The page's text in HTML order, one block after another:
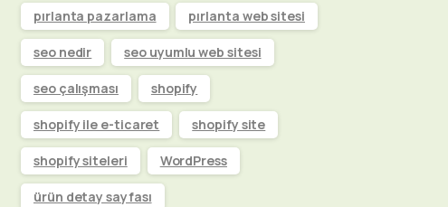
pırlanta pazarlama pırlanta web sitesi
seo nedir seo uyumlu web sitesi
seo çalışması shopify
shopify ile e-ticaret shopify site
shopify siteleri WordPress
ürün detay sayfası